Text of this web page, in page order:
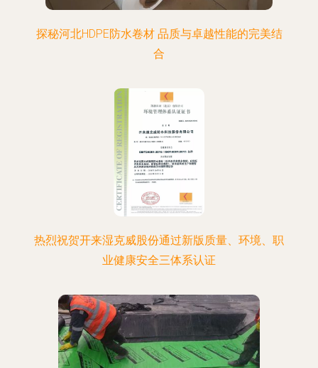
探秘河北HDPE防水卷材 品质与卓越性能的完美结
合
热烈祝贺开来湿克威股份通过新版质量、环境、职
业健康安全三体系认证